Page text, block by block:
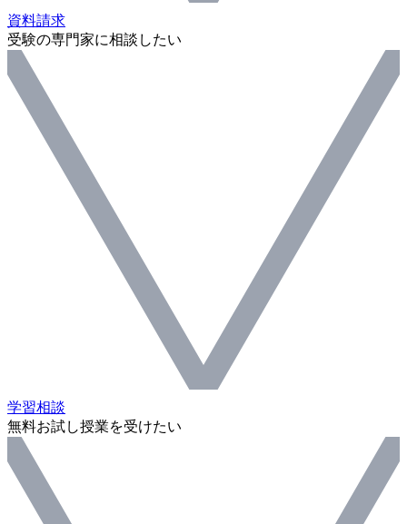
資料請求
受験の専門家に相談したい
学習相談
無料お試し授業を受けたい